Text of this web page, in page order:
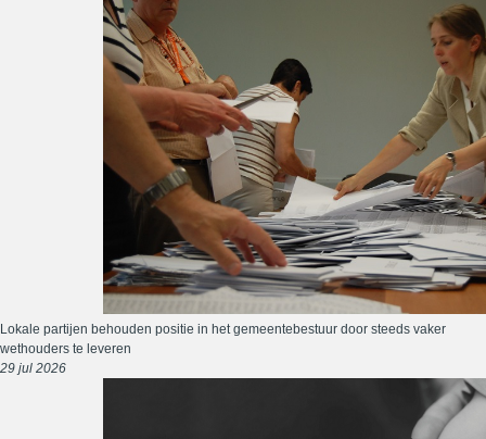
Lokale partijen behouden positie in het gemeentebestuur door steeds vaker
wethouders te leveren
29 jul 2026